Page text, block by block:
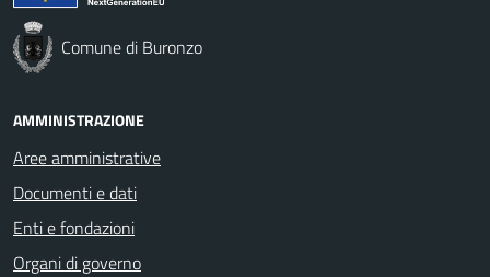
Comune di Buronzo
AMMINISTRAZIONE
Aree amministrative
Documenti e dati
Enti e fondazioni
Organi di governo